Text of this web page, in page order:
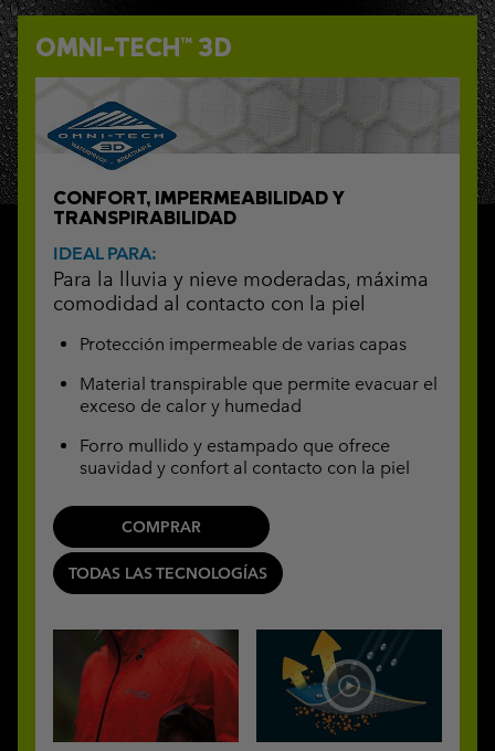
OMNI-TECH™ 3D
CONFORT, IMPERMEABILIDAD Y
TRANSPIRABILIDAD
IDEAL PARA:
Para la lluvia y nieve moderadas, máxima
comodidad al contacto con la piel
Protección impermeable de varias capas
Material transpirable que permite evacuar el
exceso de calor y humedad
Forro mullido y estampado que ofrece
suavidad y confort al contacto con la piel
COMPRAR
TODAS LAS TECNOLOGÍAS